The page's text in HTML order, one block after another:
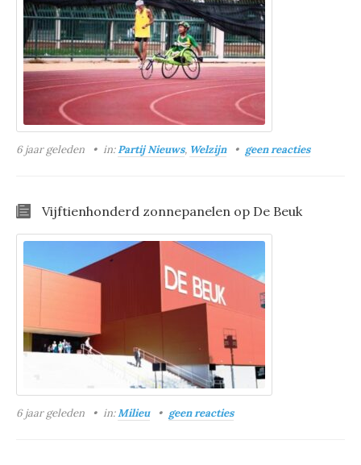
6 jaar geleden in:Partij Nieuws, Welzijn geen reacties
Vijftienhonderd zonnepanelen op De Beuk
6 jaar geleden in:Milieu geen reacties